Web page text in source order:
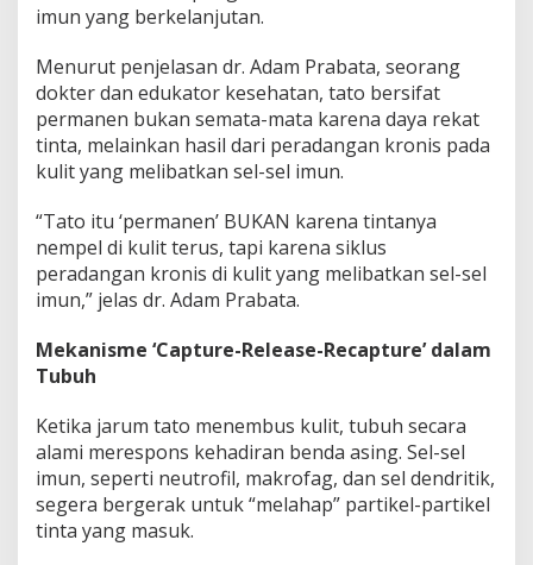
i
t
a
y
a
n
g
e
r
t
a
h
n
L
a
imun yang berkelanjutan.
Menurut penjelasan dr. Adam Prabata, seorang
dokter dan edukator kesehatan, tato bersifat
permanen bukan semata-mata karena daya rekat
tinta, melainkan hasil dari peradangan kronis pada
kulit yang melibatkan sel-sel imun.
“Tato itu ‘permanen’ BUKAN karena tintanya
nempel di kulit terus, tapi karena siklus
peradangan kronis di kulit yang melibatkan sel-sel
imun,” jelas dr. Adam Prabata.
Mekanisme ‘Capture-Release-Recapture’ dalam
Tubuh
Ketika jarum tato menembus kulit, tubuh secara
alami merespons kehadiran benda asing. Sel-sel
imun, seperti neutrofil, makrofag, dan sel dendritik,
segera bergerak untuk “melahap” partikel-partikel
tinta yang masuk.